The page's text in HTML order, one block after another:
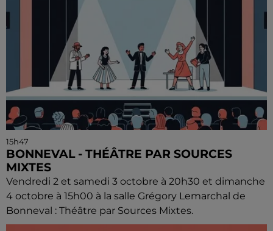
15h47
BONNEVAL - THÉÂTRE PAR SOURCES
MIXTES
Vendredi 2 et samedi 3 octobre à 20h30 et dimanche
4 octobre à 15h00 à la salle Grégory Lemarchal de
Bonneval : Théâtre par Sources Mixtes.